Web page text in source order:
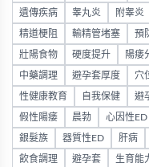
遺傳疾病 睾丸炎 附睾炎
精道梗阻 輸精管堵塞 預
壯陽食物 硬度提升 陽痿
中藥調理 避孕套厚度 穴
性健康教育 自我保健 避
假性陽痿 晨勃 心因性ED
銀髮族 器質性ED 肝病
飲食調理 避孕套 生育能